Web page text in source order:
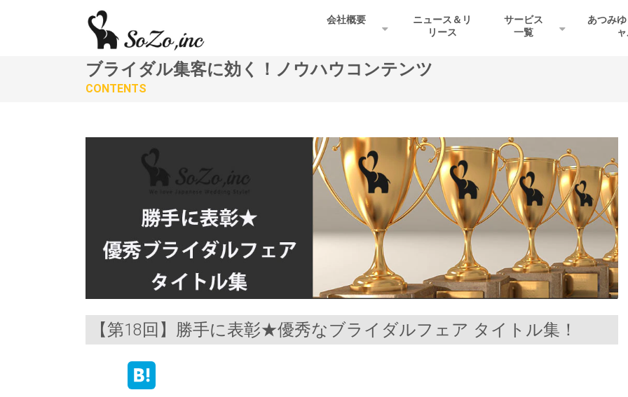
会社概要
ニュース＆リ
リース
サービス
一覧
あつみ
ブライダル集客に効く！ノウハウコンテンツ
CONTENTS
【第18回】勝手に表彰★優秀なブライダルフェア タイトル集！